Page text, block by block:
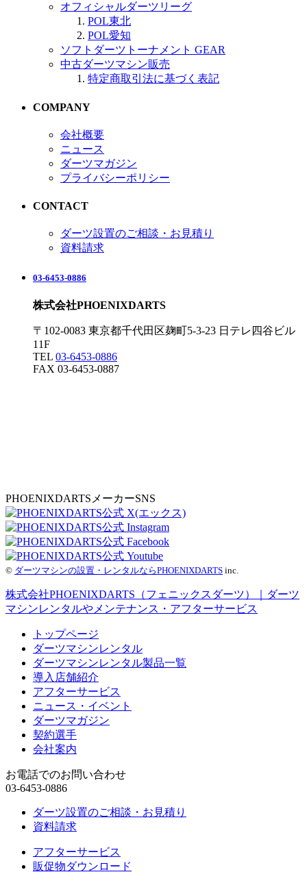
オフィシャルダーツリーグ
POL東北
POL愛知
ソフトダーツトーナメント GEAR
中古ダーツマシン販売
特定商取引法に基づく表記
COMPANY
会社概要
ニュース
ダーツマガジン
プライバシーポリシー
CONTACT
ダーツ設置のご相談・お見積り
資料請求
03-6453-0886
株式会社PHOENIXDARTS
〒102-0083 東京都千代田区麹町5-3-23 日テレ四谷ビル
11F
TEL 03-6453-0886
FAX 03-6453-0887
PHOENIXDARTSメーカーSNS
© ダーツマシンの設置・レンタルならPHOENIXDARTS inc.
株式会社PHOENIXDARTS（フェニックスダーツ）｜ダーツ
マシンレンタルやメンテナンス・アフターサービス
トップページ
ダーツマシンレンタル
ダーツマシンレンタル製品一覧
導入店舗紹介
アフターサービス
ニュース・イベント
ダーツマガジン
契約選手
会社案内
お電話でのお問い合わせ
03-6453-0886
ダーツ設置のご相談・お見積り
資料請求
アフターサービス
販促物ダウンロード